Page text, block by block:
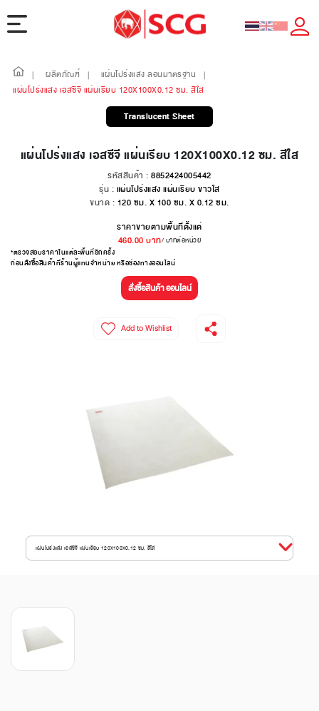
| ผลิตภัณฑ์ | แผ่นโปร่งแสง ลอนมาตรฐาน
|
แผ่นโปร่งแสง เอสซีจี แผ่นเรียบ 120X100X0.12 ซม. สีใส
Translucent Sheet
แผ่นโปร่งแสง เอสซีจี แผ่นเรียบ 120X100X0.12 ซม. สีใส
รหัสสินค้า : 8852424005442
รุ่น : แผ่นโปร่งแสง แผ่นเรียบ ขาวใส
ขนาด : 120 ซม. X 100 ซม. X 0.12 ซม.
ราคาขายตามพื้นที่ตั้งแต่
460.00 บาท/ บาทต่อหน่วย
*ตรวจสอบราคาในแต่ละพื้นที่อีกครั้ง
ก่อนสั่งซื้อสินค้าที่ร้านผู้แทนจำหน่าย หรือช่องทางออนไลน์
สั่งซื้อสินค้า ออนไลน์
Add to Wishlist
แผ่นโปร่งแสง เอสซีจี แผ่นเรียบ 120X100X0.12 ซม. สีใส